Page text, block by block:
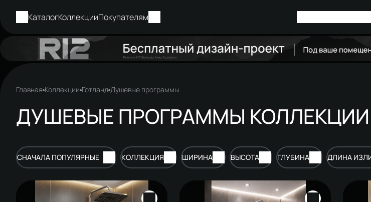
КаталогКоллекцииПокупателям
Главная Коллекции Готланд Душевые программы
ДУШЕВЫЕ ПРОГРАММЫ
СНАЧАЛА ПОПУЛЯРНЫЕ КОЛЛЕКЦИЯ ШИРИНА ВЫСОТА ГЛУБИНА ДЛИНА